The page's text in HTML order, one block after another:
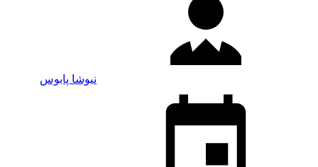
نیوشا پابوس